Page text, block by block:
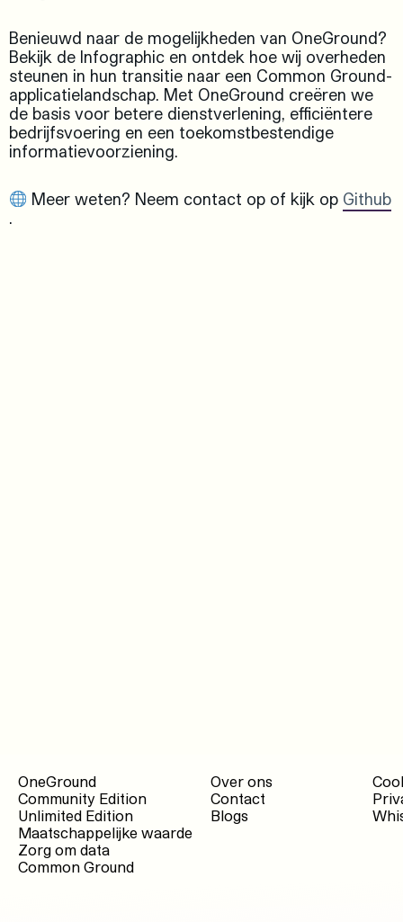
Benieuwd naar de mogelijkheden van OneGround?
Bekijk de Infographic en ontdek hoe wij overheden
steunen in hun transitie naar een Common Ground-
applicatielandschap. Met OneGround creëren we
de basis voor betere dienstverlening, efficiëntere
bedrijfsvoering en een toekomstbestendige
informatievoorziening.
Meer weten? Neem contact op of kijk op Github
Over ons
Contact
Blogs
OneGround
Community Edition
Unlimited Edition
Maatschappelijke waarde
Zorg om data
Common Ground